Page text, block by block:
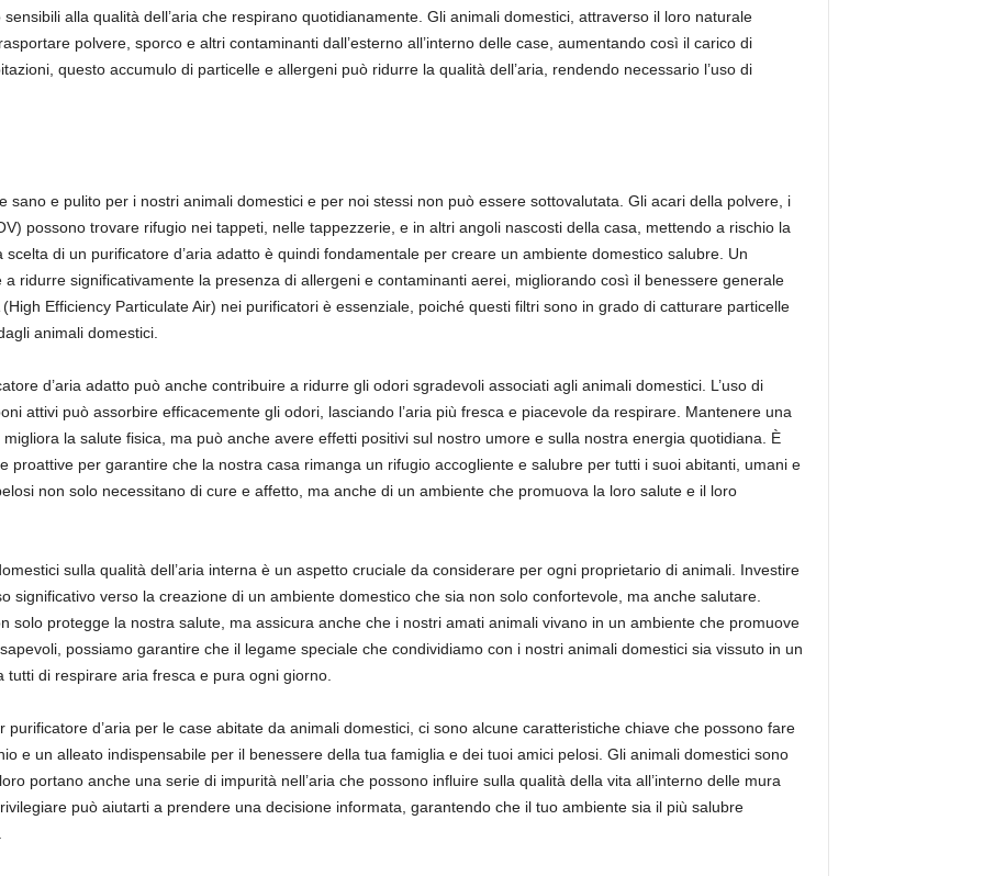
alla qualità dell’aria che respirano quotidianamente. Gli animali domestici, attraverso il loro naturale
polvere, sporco e altri contaminanti dall’esterno all’interno delle case, aumentando così il carico di
questo accumulo di particelle e allergeni può ridurre la qualità dell’aria, rendendo necessario l’uso di
sano e pulito per i nostri animali domestici e per noi stessi non può essere sottovalutata. Gli acari della polvere, i
possono trovare rifugio nei tappeti, nelle tappezzerie, e in altri angoli nascosti della casa, mettendo a rischio la
di un purificatore d’aria adatto è quindi fondamentale per creare un ambiente domestico salubre. Un
a ridurre significativamente la presenza di allergeni e contaminanti aerei, migliorando così il benessere generale
(High Efficiency Particulate Air) nei purificatori è essenziale, poiché questi filtri sono in grado di catturare particelle
animali domestici.
d’aria adatto può anche contribuire a ridurre gli odori sgradevoli associati agli animali domestici. L’uso di
attivi può assorbire efficacemente gli odori, lasciando l’aria più fresca e piacevole da respirare. Mantenere una
la salute fisica, ma può anche avere effetti positivi sul nostro umore e sulla nostra energia quotidiana. È
proattive per garantire che la nostra casa rimanga un rifugio accogliente e salubre per tutti i suoi abitanti, umani e
non solo necessitano di cure e affetto, ma anche di un ambiente che promuova la loro salute e il loro
sulla qualità dell’aria interna è un aspetto cruciale da considerare per ogni proprietario di animali. Investire
significativo verso la creazione di un ambiente domestico che sia non solo confortevole, ma anche salutare.
solo protegge la nostra salute, ma assicura anche che i nostri amati animali vivano in un ambiente che promuove
possiamo garantire che il legame speciale che condividiamo con i nostri animali domestici sia vissuto in un
di respirare aria fresca e pura ogni giorno.
d’aria per le case abitate da animali domestici, ci sono alcune caratteristiche chiave che possono fare
e un alleato indispensabile per il benessere della tua famiglia e dei tuoi amici pelosi. Gli animali domestici sono
portano anche una serie di impurità nell’aria che possono influire sulla qualità della vita all’interno delle mura
può aiutarti a prendere una decisione informata, garantendo che il tuo ambiente sia il più salubre